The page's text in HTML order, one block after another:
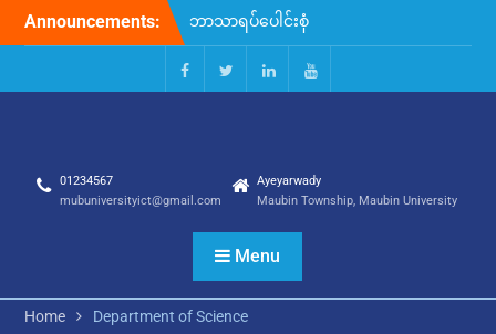
Announcements:
ဘာသာရပ်ပေါင်းစုံ
ကြက်တောင်၊ ဘော်လီဘော၊
ပိုက်ကျော်ခြင်း ပြိုင်ပွဲဆုပေးပွဲ
အခမ်းအနား
ကြက်တောင်ရိုက်ပြိုင်ပွဲ
လူ့စွမ်းအားအရင်းအမြစ်များ
ဖြည့်တင်းဆောင်ရွက်နိုင်ရေး
တွေ့ဆုံဆွေးနွေးပွဲ
(၂၄)ကြိမ်မြောက် ဝါဆိုသင်္ကန်း
ကပ်လှူပွဲ အခမ်းအနား
FacebookTwitterLinkedinYoutube
01234567
mubuniversityict@gmail.com
Ayeyarwady
Maubin Township, Maubin University
Menu
Home Department of Science